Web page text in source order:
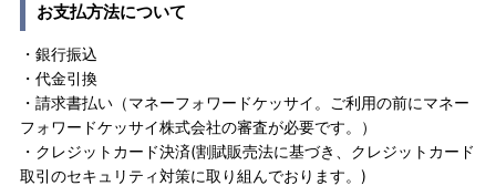
お支払方法について
・銀行振込
・代金引換
・請求書払い（マネーフォワードケッサイ。ご利用の前にマネー
フォワードケッサイ株式会社の審査が必要です。）
・クレジットカード決済(割賦販売法に基づき、クレジットカード
取引のセキュリティ対策に取り組んでおります。)